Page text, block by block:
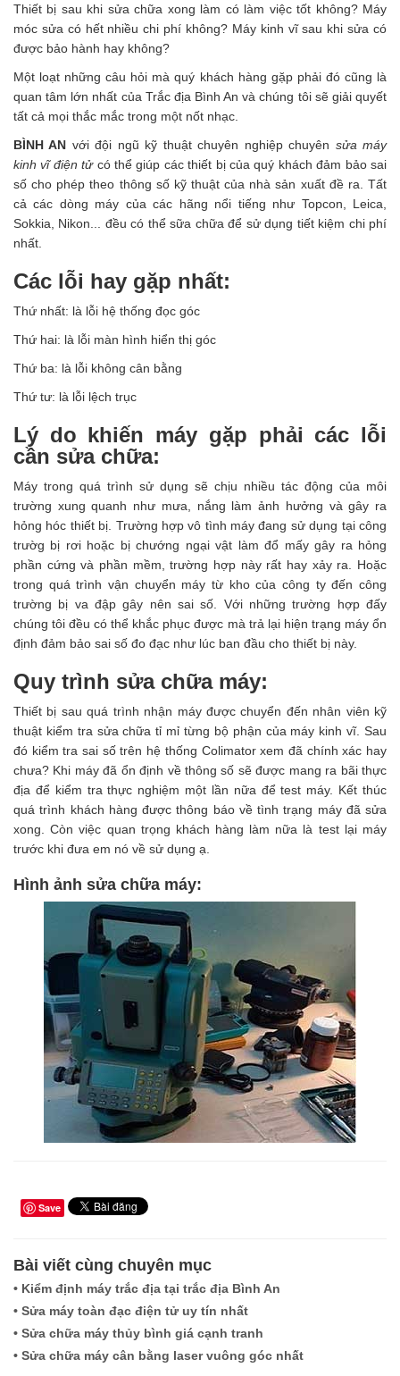
Thiết bị sau khi sửa chữa xong làm có làm việc tốt không? Máy
móc sửa có hết nhiều chi phí không? Máy kinh vĩ sau khi sửa có
được bảo hành hay không?
Một loạt những câu hỏi mà quý khách hàng gặp phải đó cũng là
quan tâm lớn nhất của Trắc địa Bình An và chúng tôi sẽ giải quyết
tất cả mọi thắc mắc trong một nốt nhạc.
BÌNH AN với đội ngũ kỹ thuật chuyên nghiệp chuyên sửa máy
kinh vĩ điện tửcó thể giúp các thiết bị của quý khách đảm bảo sai
số cho phép theo thông số kỹ thuật của nhà sản xuất đề ra. Tất
cả các dòng máy của các hãng nổi tiếng như Topcon, Leica,
Sokkia, Nikon... đều có thể sữa chữa để sử dụng tiết kiệm chi phí
nhất.
Các lỗi hay gặp nhất:
Thứ nhất: là lỗi hệ thống đọc góc
Thứ hai: là lỗi màn hình hiển thị góc
Thứ ba: là lỗi không cân bằng
Thứ tư: là lỗi lệch trục
Lý do khiến máy gặp phải các lỗi
cần sửa chữa:
Máy trong quá trình sử dụng sẽ chịu nhiều tác động của môi
trường xung quanh như mưa, nắng làm ảnh hưởng và gây ra
hỏng hóc thiết bị. Trường hợp vô tình máy đang sử dụng tại công
trườg bị rơi hoặc bị chướng ngại vật làm đổ mấy gây ra hỏng
phần cứng và phần mềm, trường hợp này rất hay xảy ra. Hoặc
trong quá trình vận chuyển máy từ kho của công ty đến công
trường bị va đập gây nên sai số. Với những trường hợp đấy
chúng tôi đều có thể khắc phục được mà trả lại hiện trạng máy ổn
định đảm bảo sai số đo đạc như lúc ban đầu cho thiết bị này.
Quy trình sửa chữa máy:
Thiết bị sau quá trình nhận máy được chuyển đến nhân viên kỹ
thuật kiểm tra sửa chữa tỉ mỉ từng bộ phận của máy kinh vĩ. Sau
đó kiểm tra sai số trên hệ thống Colimator xem đã chính xác hay
chưa? Khi máy đã ổn định về thông số sẽ được mang ra bãi thực
địa để kiểm tra thực nghiệm một lần nữa để test máy. Kết thúc
quá trình khách hàng được thông báo về tình trạng máy đã sửa
xong. Còn việc quan trọng khách hàng làm nữa là test lại máy
trước khi đưa em nó về sử dụng ạ.
Hình ảnh sửa chữa máy:
Save
Bài viết cùng chuyên mục
• Kiểm định máy trắc địa tại trắc địa Bình An
• Sửa máy toàn đạc điện tử uy tín nhất
• Sửa chữa máy thủy bình giá cạnh tranh
• Sửa chữa máy cân bằng laser vuông góc nhất